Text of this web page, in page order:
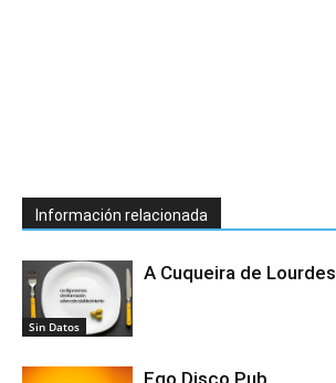
Información relacionada
Sin Datos
A Cuqueira de Lourdes
Ego Disco Pub